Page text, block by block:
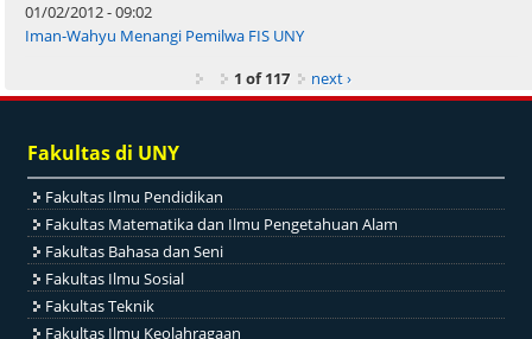
01/02/2012 - 09:02
Iman-Wahyu Menangi Pemilwa FIS UNY
1 of 117
next ›
Fakultas di UNY
Fakultas Ilmu Pendidikan
Fakultas Matematika dan Ilmu Pengetahuan Alam
Fakultas Bahasa dan Seni
Fakultas Ilmu Sosial
Fakultas Teknik
Fakultas Ilmu Keolahragaan